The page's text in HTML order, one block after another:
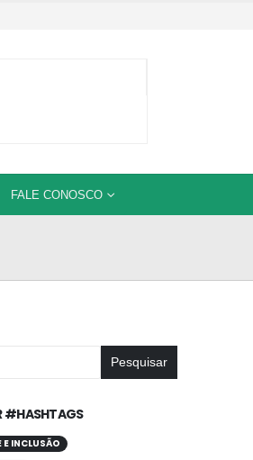
FALE CONOSCO
Pesquisar
#HASHTAGS
E INCLUSÃO